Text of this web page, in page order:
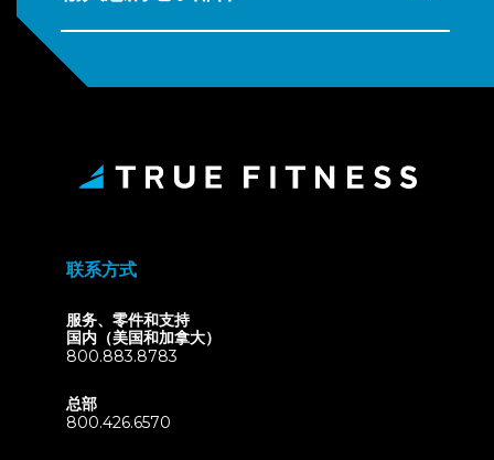
联系方式
服务、零件和支持
国内（美国和加拿大）
800.883.8783
总部
800.426.6570